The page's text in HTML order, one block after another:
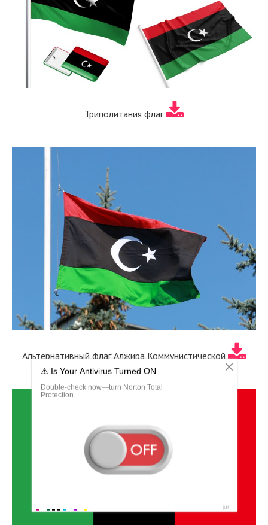
Триполитания флаг
Альтернативный флаг Алжира Коммунистической